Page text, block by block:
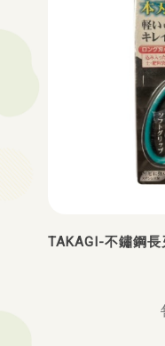
TAKAGI-不鏽鋼